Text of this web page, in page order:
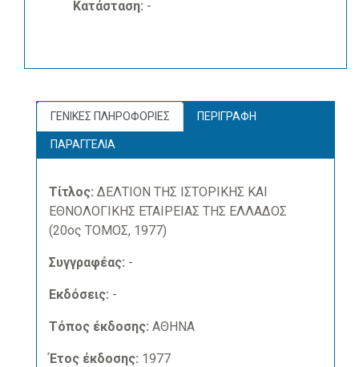
Κατάσταση: -
ΓΕΝΙΚΕΣ ΠΛΗΡΟΦΟΡΙΕΣ ΠΕΡΙΓΡΑΦΗ
ΠΑΡΑΓΓΕΛΙΑ
Τίτλος: ΔΕΛΤΙΟΝ ΤΗΣ ΙΣΤΟΡΙΚΗΣ ΚΑΙ
ΕΘΝΟΛΟΓΙΚΗΣ ΕΤΑΙΡΕΙΑΣ ΤΗΣ ΕΛΛΑΔΟΣ
(20ος ΤΟΜΟΣ, 1977)
Συγγραφέας: -
Εκδόσεις: -
Τόπος έκδοσης: ΑΘΗΝΑ
Έτος έκδοσης: 1977